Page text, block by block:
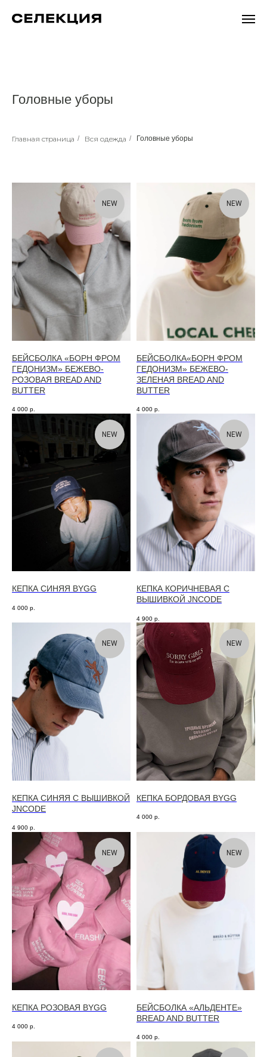
Головные уборы
Главная страница / Вся одежда / Головные уборы
NEW
БЕЙСБОЛКА «БОРН ФРОМ
ГЕДОНИЗМ» БЕЖЕВО-
РОЗОВАЯ BREAD AND
BUTTER
4 000 р.
NEW
БЕЙСБОЛКА«БОРН ФРОМ
ГЕДОНИЗМ» БЕЖЕВО-
ЗЕЛЕНАЯ BREAD AND
BUTTER
4 000 р.
NEW
КЕПКА СИНЯЯ BYGG
4 000 р.
NEW
КЕПКА КОРИЧНЕВАЯ С
ВЫШИВКОЙ JNCODE
4 900 р.
NEW
КЕПКА СИНЯЯ С ВЫШИВКОЙ
JNCODE
4 900 р.
NEW
КЕПКА БОРДОВАЯ BYGG
4 000 р.
NEW
КЕПКА РОЗОВАЯ BYGG
4 000 р.
NEW
БЕЙСБОЛКА «АЛЬДЕНТЕ»
BREAD AND BUTTER
4 000 р.